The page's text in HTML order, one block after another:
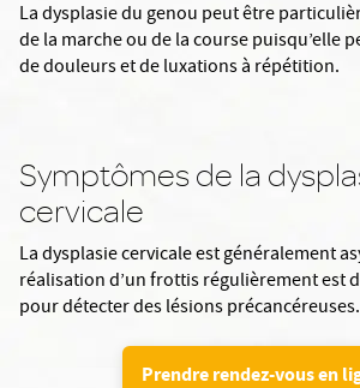
La dysplasie du genou peut être
de la marche ou de la course puisqu’elle
de douleurs et de luxations à répétition.
Symptômes de la
cervicale
La dysplasie cervicale est généralement
réalisation d’un frottis régulièrement est
pour détecter des lésions précancéreuses.
Prendre rendez-vous en